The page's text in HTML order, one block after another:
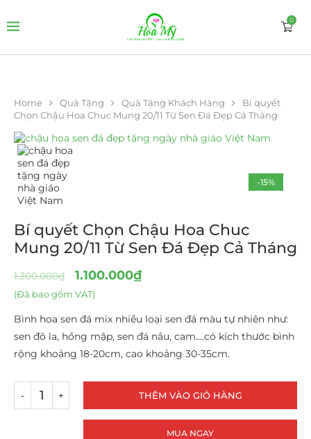
0
Home Quà Tặng Quà Tặng Khách Hàng
Bí quyết
Chọn Chậu Hoa Chuc Mung 20/11 Từ Sen Đá Đẹp Cả Tháng
-15%
Bí quyết Chọn Chậu Hoa Chuc
Mung 20/11 Từ Sen Đá Đẹp Cả Tháng
1.300.000₫ 1.100.000₫
(Đã bao gồm VAT)
Bình hoa sen đá mix nhiều loại sen đá màu tự nhiên như:
sen đô la, hồng mập, sen đá nâu, cam….có kích thước bình
rộng khoảng 18-20cm, cao khoảng 30-35cm.
THÊM VÀO GIỎ HÀNG
MUA NGAY